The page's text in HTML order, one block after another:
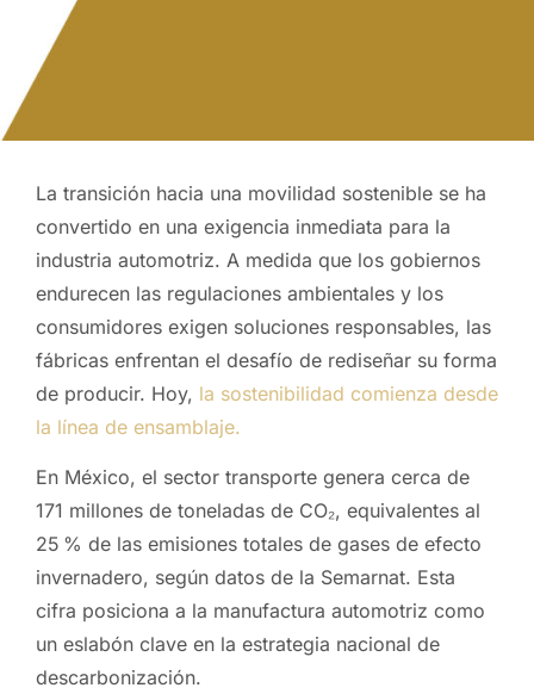
La transición hacia una movilidad sostenible se ha
convertido en una exigencia inmediata para la
industria automotriz. A medida que los gobiernos
endurecen las regulaciones ambientales y los
consumidores exigen soluciones responsables, las
fábricas enfrentan el desafío de rediseñar su forma
de producir. Hoy, la sostenibilidad comienza desde
la línea de ensamblaje.
En México, el sector transporte genera cerca de
171 millones de toneladas de CO₂, equivalentes al
25 % de las emisiones totales de gases de efecto
invernadero, según datos de la Semarnat. Esta
cifra posiciona a la manufactura automotriz como
un eslabón clave en la estrategia nacional de
descarbonización.